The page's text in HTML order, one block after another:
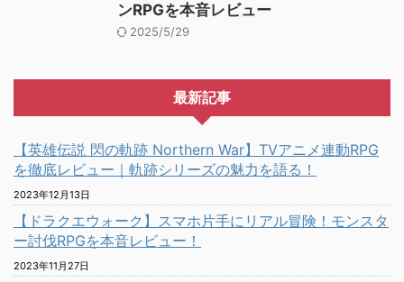
ンRPGを本音レビュー
2025/5/29
最新記事
【英雄伝説 閃の軌跡 Northern War】TVアニメ連動RPG
を徹底レビュー｜軌跡シリーズの魅力を語る！
2023年12月13日
【ドラクエウォーク】スマホ片手にリアル冒険！モンスタ
ー討伐RPGを本音レビュー！
2023年11月27日